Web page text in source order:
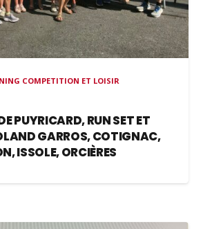
COMPETITION ET LOISIR
PUYRICARD, RUN SET ET
GARROS, COTIGNAC,
ISSOLE, ORCIÈRES